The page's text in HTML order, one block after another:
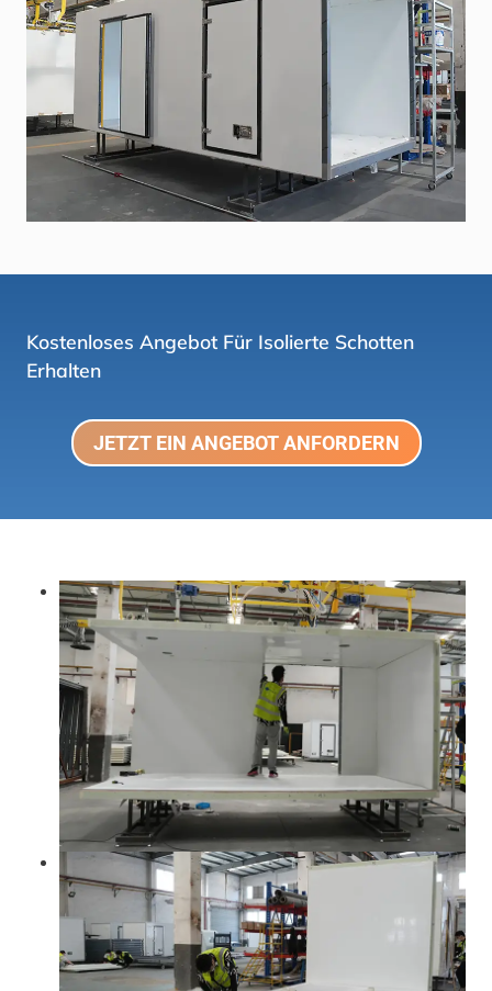
Kostenloses Angebot Für Isolierte Schotten
Erhalten
JETZT EIN ANGEBOT ANFORDERN